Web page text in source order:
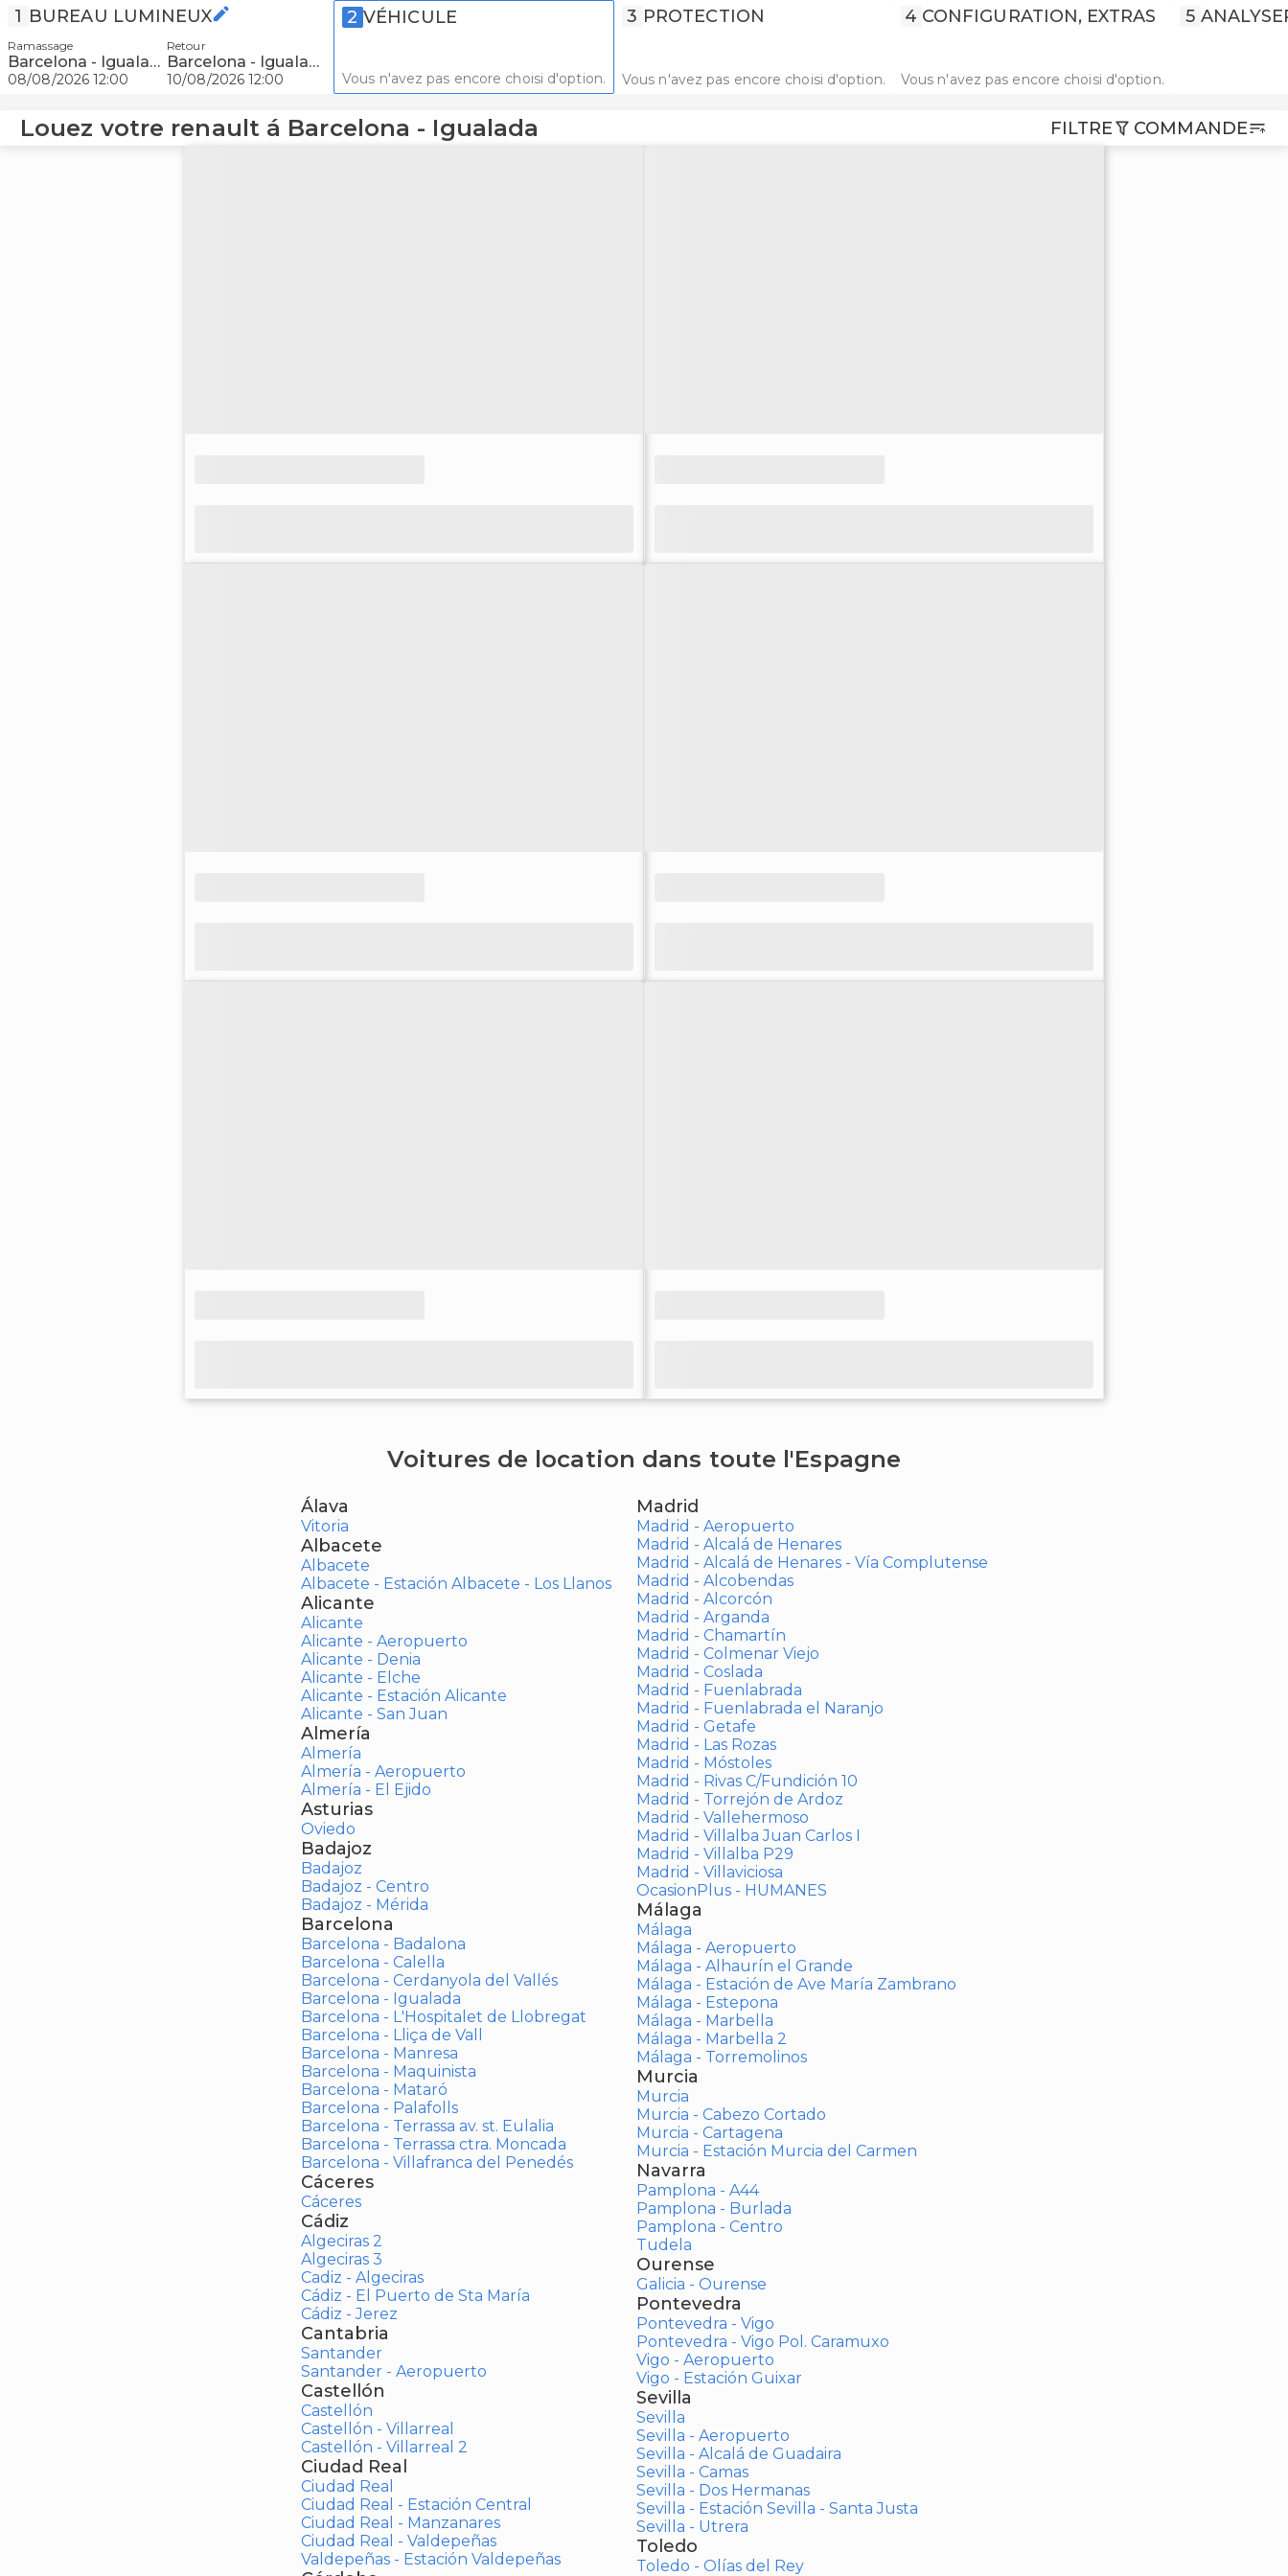
1 BUREAU LUMINEUX
Ramassage
Barcelona - Igualada
08/08/2026 12:00
Retour
Barcelona - Igualada
10/08/2026 12:00
2 VÉHICULE
Vous n'avez pas encore choisi d'option.
3 PROTECTION
Vous n'avez pas encore choisi d'option.
4 CONFIGURATION, EXTRAS
Vous n'avez pas encore choisi d'option.
5
Louez votre renault á Barcelona - Igualada FILTRE COMMANDE
Voitures de location dans toute l'Espagne
Álava
Vitoria
Albacete
Albacete
Albacete - Estación Albacete - Los Llanos
Alicante
Alicante
Alicante - Aeropuerto
Alicante - Denia
Alicante - Elche
Alicante - Estación Alicante
Alicante - San Juan
Almería
Almería
Almería - Aeropuerto
Almería - El Ejido
Asturias
Oviedo
Badajoz
Badajoz
Badajoz - Centro
Badajoz - Mérida
Barcelona
Barcelona - Badalona
Barcelona - Calella
Barcelona - Cerdanyola del Vallés
Barcelona - Igualada
Barcelona - L'Hospitalet de Llobregat
Barcelona - Lliça de Vall
Barcelona - Manresa
Barcelona - Maquinista
Barcelona - Mataró
Barcelona - Palafolls
Barcelona - Terrassa av. st. Eulalia
Barcelona - Terrassa ctra. Moncada
Barcelona - Villafranca del Penedés
Cáceres
Cáceres
Cádiz
Algeciras 2
Algeciras 3
Cadiz - Algeciras
Cádiz - El Puerto de Sta María
Cádiz - Jerez
Cantabria
Santander
Santander - Aeropuerto
Castellón
Castellón
Castellón - Villarreal
Castellón - Villarreal 2
Ciudad Real
Ciudad Real
Ciudad Real - Estación Central
Ciudad Real - Manzanares
Ciudad Real - Valdepeñas
Valdepeñas - Estación Valdepeñas
Madrid
Madrid - Aeropuerto
Madrid - Alcalá de Henares
Madrid - Alcalá de Henares - Vía Complutense
Madrid - Alcobendas
Madrid - Alcorcón
Madrid - Arganda
Madrid - Chamartín
Madrid - Colmenar Viejo
Madrid - Coslada
Madrid - Fuenlabrada
Madrid - Fuenlabrada el Naranjo
Madrid - Getafe
Madrid - Las Rozas
Madrid - Móstoles
Madrid - Rivas C/Fundición 10
Madrid - Torrejón de Ardoz
Madrid - Vallehermoso
Madrid - Villalba Juan Carlos I
Madrid - Villalba P29
Madrid - Villaviciosa
OcasionPlus - HUMANES
Málaga
Málaga
Málaga - Aeropuerto
Málaga - Alhaurín el Grande
Málaga - Estación de Ave María Zambrano
Málaga - Estepona
Málaga - Marbella
Málaga - Marbella 2
Málaga - Torremolinos
Murcia
Murcia
Murcia - Cabezo Cortado
Murcia - Cartagena
Murcia - Estación Murcia del Carmen
Navarra
Pamplona - A44
Pamplona - Burlada
Pamplona - Centro
Tudela
Ourense
Galicia - Ourense
Pontevedra
Pontevedra - Vigo
Pontevedra - Vigo Pol. Caramuxo
Vigo - Aeropuerto
Vigo - Estación Guixar
Sevilla
Sevilla
Sevilla - Aeropuerto
Sevilla - Alcalá de Guadaira
Sevilla - Camas
Sevilla - Dos Hermanas
Sevilla - Estación Sevilla - Santa Justa
Sevilla - Utrera
Toledo
Toledo - Olías del Rey